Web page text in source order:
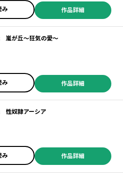
み 作品詳細
嵐が丘～狂気の愛～
み 作品詳細
性奴隷アーシア
み 作品詳細